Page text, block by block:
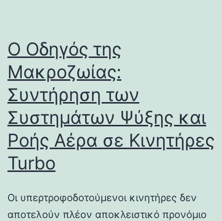
Ο Οδηγός της
Μακροζωίας:
Συντήρηση των
Συστημάτων Ψύξης και
Ροής Αέρα σε Κινητήρες
Turbo
Οι υπερτροφοδοτούμενοι κινητήρες δεν
αποτελούν πλέον αποκλειστικό προνόμιο